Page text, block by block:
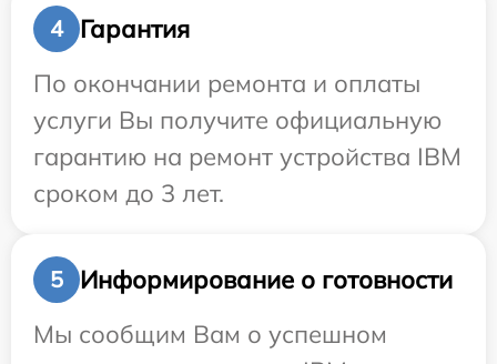
4
Гарантия
По окончании ремонта и оплаты
услуги Вы получите официальную
гарантию на ремонт устройства IBM
сроком до 3 лет.
5
Информирование о готовности
Мы сообщим Вам о успешном